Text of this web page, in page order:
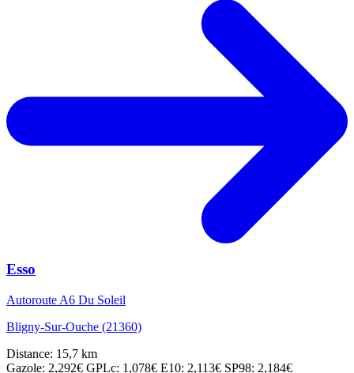
Esso
Autoroute A6 Du Soleil
Bligny-Sur-Ouche (21360)
Distance: 15,7 km
Gazole: 2,292€ GPLc: 1,078€ E10: 2,113€ SP98: 2,184€